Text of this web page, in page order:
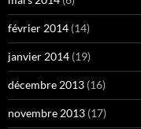
février 2014 (14)
janvier 2014 (19)
décembre 2013 (16)
novembre 2013 (17)